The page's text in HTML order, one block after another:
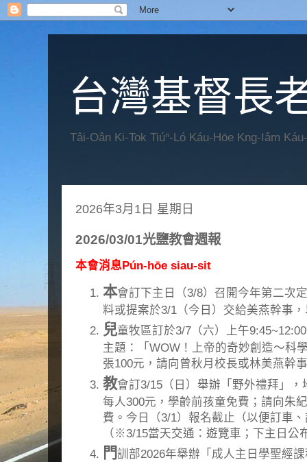
台灣基督長
Tâi-Oân Ki-Tok Tiúⁿ-Ló Káu-Hōe Kng-Iâm
2026年3月1日 星期日
2026/03/01光鹽教會週報
本會消息Pún-hōe siau-sit
本會訂下主日（3/8）召開今年第二次
料或提案於3/1（今日）交給美燕幹事
兒童牧區訂於3/7（六）上午
主題：「WOW！上帝的奇妙創造～科
張100元，請向曾秋月校長或林美燕幹
教會訂3/15（日）舉辦「野外禮拜」
每人300元，學齡前孩童免費；請向朱
費。今日（3/1）報名截止（以便訂車
（※3/15當天交通：遊覽車；下主日公
門訓部2026年舉辦「成人主日學聖經